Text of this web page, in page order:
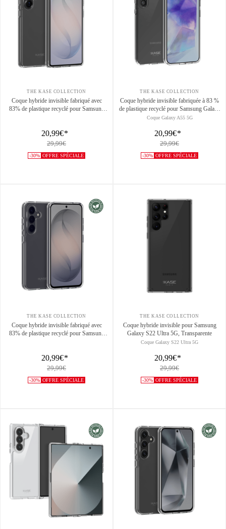
THE KASE COLLECTION
Coque hybride invisible fabriqué avec
83% de plastique recyclé pour Samsung
20,99€*
29,99€
-30% OFFRE SPÉCIALE
THE KASE COLLECTION
Coque hybride invisible fabriquée à 83 %
de plastique recyclé pour Samsung Galaxy
A55 5G 2024, transparente
Coque Galaxy A55 5G
20,99€*
29,99€
-30% OFFRE SPÉCIALE
THE KASE COLLECTION
Coque hybride invisible fabriqué avec
83% de plastique recyclé pour Samsung
20,99€*
29,99€
-30% OFFRE SPÉCIALE
THE KASE COLLECTION
Coque hybride invisible pour Samsung
Galaxy S22 Ultra 5G, Transparente
Coque Galaxy S22 Ultra 5G
20,99€*
29,99€
-30% OFFRE SPÉCIALE